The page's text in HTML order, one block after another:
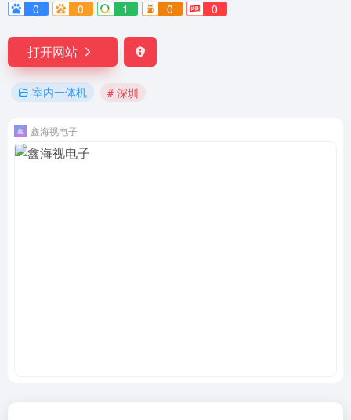
0
0 1 0 0
打开网站
室内一体机 # 深圳
鑫海视电子